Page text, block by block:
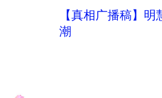
【真相广播稿】
潮